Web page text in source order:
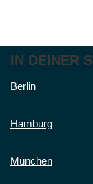
IN DEINER
Berlin
Hamburg
München